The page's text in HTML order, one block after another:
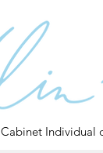
Cabinet Individual